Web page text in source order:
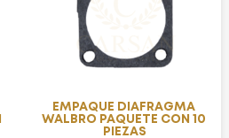
EMPAQUE DIAFRAGMA
WALBRO PAQUETE CON 10
PIEZAS